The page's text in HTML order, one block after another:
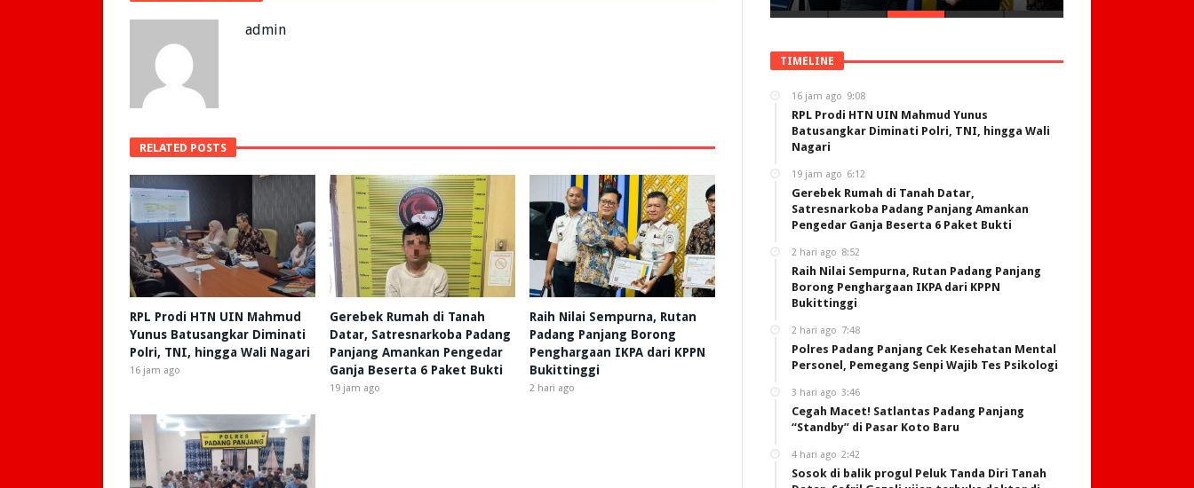
admin
RELATED POSTS
RPL Prodi HTN UIN Mahmud
Yunus Batusangkar Diminati
Polri, TNI, hingga Wali Nagari
16 jam ago
Gerebek Rumah di Tanah
Datar, Satresnarkoba Padang
Panjang Amankan Pengedar
Ganja Beserta 6 Paket Bukti
19 jam ago
Raih Nilai Sempurna, Rutan
Padang Panjang Borong
Penghargaan IKPA dari KPPN
Bukittinggi
2 hari ago
TIMELINE
16 jam ago 9:08
RPL Prodi HTN UIN Mahmud Yunus
Batusangkar Diminati Polri, TNI, hingga Wali
Nagari
19 jam ago 6:12
Gerebek Rumah di Tanah Datar,
Satresnarkoba Padang Panjang Amankan
Pengedar Ganja Beserta 6 Paket Bukti
2 hari ago 8:52
Raih Nilai Sempurna, Rutan Padang Panjang
Borong Penghargaan IKPA dari KPPN
Bukittinggi
2 hari ago 7:48
Polres Padang Panjang Cek Kesehatan Mental
Personel, Pemegang Senpi Wajib Tes Psikologi
3 hari ago 3:46
Cegah Macet! Satlantas Padang Panjang
“Standby” di Pasar Koto Baru
4 hari ago 2:42
Sosok di balik progul Peluk Tanda Diri Tanah